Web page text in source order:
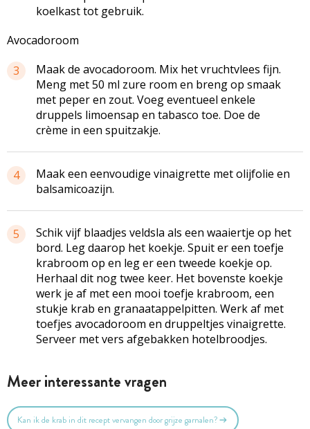
koelkast tot gebruik.
Avocadoroom
3
Maak de avocadoroom. Mix het vruchtvlees fijn.
Meng met 50 ml zure room en breng op smaak
met peper en zout. Voeg eventueel enkele
druppels limoensap en tabasco toe. Doe de
crème in een spuitzakje.
4
Maak een eenvoudige vinaigrette met olijfolie en
balsamicoazijn.
5
Schik vijf blaadjes veldsla als een waaiertje op het
bord. Leg daarop het koekje. Spuit er een toefje
krabroom op en leg er een tweede koekje op.
Herhaal dit nog twee keer. Het bovenste koekje
werk je af met een mooi toefje krabroom, een
stukje krab en granaatappelpitten. Werk af met
toefjes avocadoroom en druppeltjes vinaigrette.
Serveer met vers afgebakken hotelbroodjes.
Meer interessante vragen
Kan ik de krab in dit recept vervangen door grijze garnalen?